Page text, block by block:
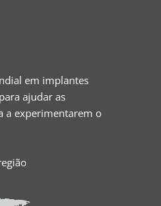
em implantes
ajudar as
a experimentarem o